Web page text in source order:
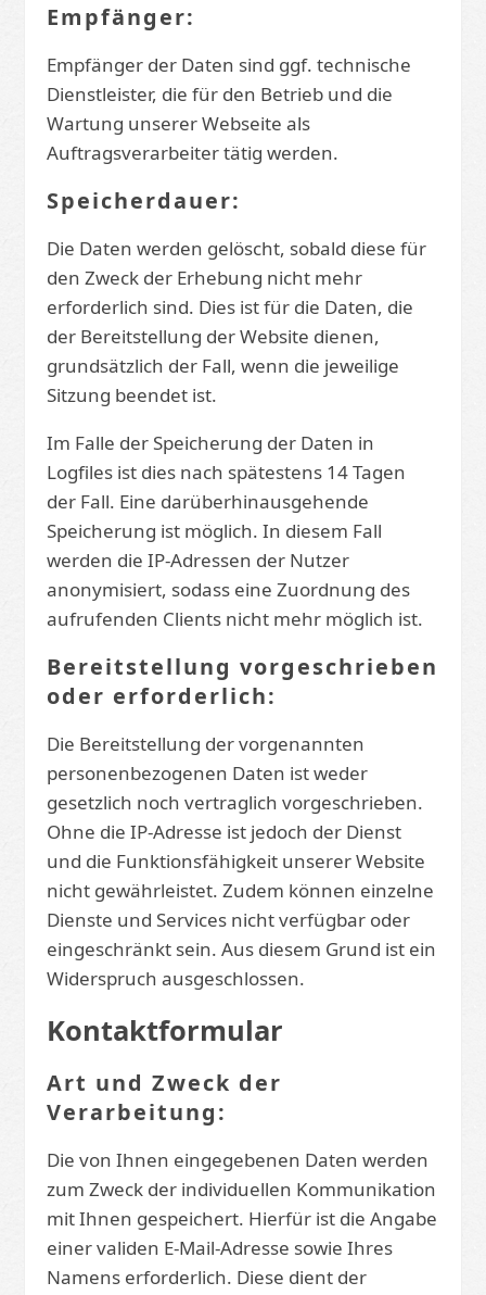
Empfänger:
Empfänger der Daten sind ggf. technische
Dienstleister, die für den Betrieb und die
Wartung unserer Webseite als
Auftragsverarbeiter tätig werden.
Speicherdauer:
Die Daten werden gelöscht, sobald diese für
den Zweck der Erhebung nicht mehr
erforderlich sind. Dies ist für die Daten, die
der Bereitstellung der Website dienen,
grundsätzlich der Fall, wenn die jeweilige
Sitzung beendet ist.
Im Falle der Speicherung der Daten in
Logfiles ist dies nach spätestens 14 Tagen
der Fall. Eine darüberhinausgehende
Speicherung ist möglich. In diesem Fall
werden die IP-Adressen der Nutzer
anonymisiert, sodass eine Zuordnung des
aufrufenden Clients nicht mehr möglich ist.
Bereitstellung vorgeschrieben
oder erforderlich:
Die Bereitstellung der vorgenannten
personenbezogenen Daten ist weder
gesetzlich noch vertraglich vorgeschrieben.
Ohne die IP-Adresse ist jedoch der Dienst
und die Funktionsfähigkeit unserer Website
nicht gewährleistet. Zudem können einzelne
Dienste und Services nicht verfügbar oder
eingeschränkt sein. Aus diesem Grund ist ein
Widerspruch ausgeschlossen.
Kontaktformular
Art und Zweck der
Verarbeitung:
Die von Ihnen eingegebenen Daten werden
zum Zweck der individuellen Kommunikation
mit Ihnen gespeichert. Hierfür ist die Angabe
einer validen E-Mail-Adresse sowie Ihres
Namens erforderlich. Diese dient der